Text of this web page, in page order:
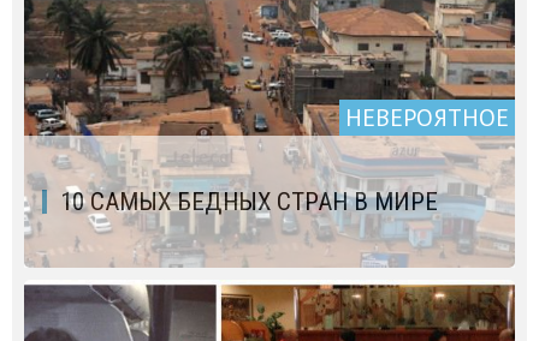
НЕВЕРОЯТНОЕ
10 САМЫХ БЕДНЫХ СТРАН В МИРЕ